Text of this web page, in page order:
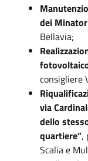
dei
Bellavia;
consigliere
via
dello
quartiere”,
Scalia e